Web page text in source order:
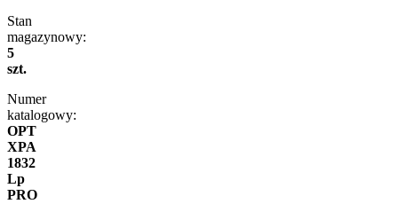
Stan
magazynowy:
5
szt.
Numer
katalogowy:
OPT
XPA
1832
Lp
PRO